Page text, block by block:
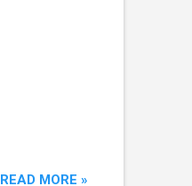
READ MORE »